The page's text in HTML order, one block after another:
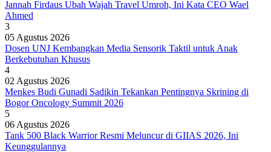
Jannah Firdaus Ubah Wajah Travel Umroh, Ini Kata CEO Wael
Ahmed
3
05 Agustus 2026
Dosen UNJ Kembangkan Media Sensorik Taktil untuk Anak
Berkebutuhan Khusus
4
02 Agustus 2026
Menkes Budi Gunadi Sadikin Tekankan Pentingnya Skrining di
Bogor Oncology Summit 2026
5
06 Agustus 2026
Tank 500 Black Warrior Resmi Meluncur di GIIAS 2026, Ini
Keunggulannya